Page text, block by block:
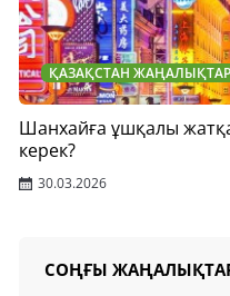
ҚАЗАҚСТАН
Шанхайға ұшқалы
керек?
30.03.2026
СОҢҒЫ